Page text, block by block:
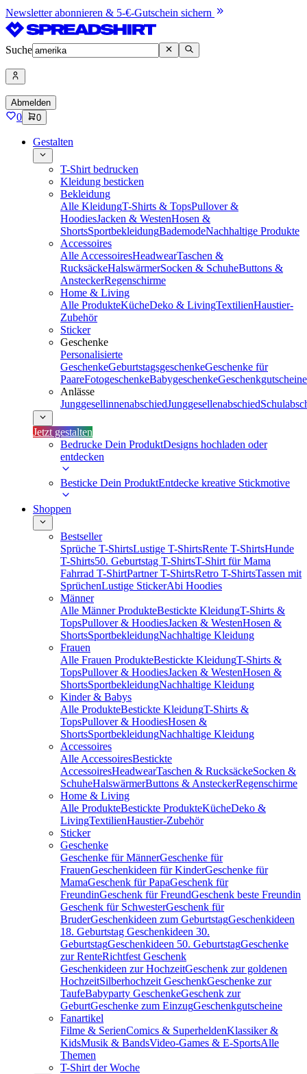
Newsletter abonnieren & 5-€-Gutschein sichern
Suche
Abmelden
0 0
Gestalten
T-Shirt bedrucken
Kleidung besticken
Bekleidung
Alle KleidungT-Shirts & TopsPullover &
HoodiesJacken & WestenHosen &
ShortsSportbekleidungBademodeNachhaltige Produkte
Accessoires
Alle AccessoiresHeadwearTaschen &
RucksäckeHalswärmerSocken & SchuheButtons &
AnsteckerRegenschirme
Home & Living
Alle ProdukteKücheDeko & LivingTextilienHaustier-
Zubehör
Sticker
Geschenke
Personalisierte
GeschenkeGeburtstagsgeschenkeGeschenke für
PaareFotogeschenkeBabygeschenkeGeschenkgutscheine
Anlässe
JunggesellinnenabschiedJunggesellenabschied
Jetzt gestalten
Bedrucke Dein ProduktDesigns hochladen oder
entdecken
Besticke Dein ProduktEntdecke kreative Stickmotive
Shoppen
Bestseller
Sprüche T-ShirtsLustige T-ShirtsRente T-ShirtsHunde
T-Shirts50. Geburtstag T-ShirtsT-Shirt für Mama
Fahrrad T-ShirtPartner T-ShirtsRetro T-ShirtsTassen mit
SprüchenLustige StickerAbi Hoodies
Männer
Alle Männer ProdukteBestickte KleidungT-Shirts &
TopsPullover & HoodiesJacken & WestenHosen &
ShortsSportbekleidungNachhaltige Kleidung
Frauen
Alle Frauen ProdukteBestickte KleidungT-Shirts &
TopsPullover & HoodiesJacken & WestenHosen &
ShortsSportbekleidungNachhaltige Kleidung
Kinder & Babys
Alle ProdukteBestickte KleidungT-Shirts &
TopsPullover & HoodiesHosen &
ShortsSportbekleidungNachhaltige Kleidung
Accessoires
Alle AccessoiresBestickte
AccessoiresHeadwearTaschen & RucksäckeSocken &
SchuheHalswärmerButtons & AnsteckerRegenschirme
Home & Living
Alle ProdukteBestickte ProdukteKücheDeko &
LivingTextilienHaustier-Zubehör
Sticker
Geschenke
Geschenke für MännerGeschenke für
FrauenGeschenkideen für KinderGeschenke für
MamaGeschenk für PapaGeschenk für
FreundinGeschenk für FreundGeschenk beste Freundin
Geschenk für SchwesterGeschenk für
BruderGeschenkideen zum GeburtstagGeschenkideen
18. Geburtstag Geschenkideen 30.
GeburtstagGeschenkideen 50. GeburtstagGeschenke
zur RenteRichtfest Geschenk
Geschenkideen zur HochzeitGeschenk zur goldenen
HochzeitSilberhochzeit GeschenkGeschenke zur
TaufeBabyparty GeschenkeGeschenk zur
GeburtGeschenke zum EinzugGeschenkgutscheine
Fanartikel
Filme & SerienComics & SuperheldenKlassiker &
KidsMusik & BandsVideo-Games & E-SportsAlle
Themen
T-Shirt der Woche